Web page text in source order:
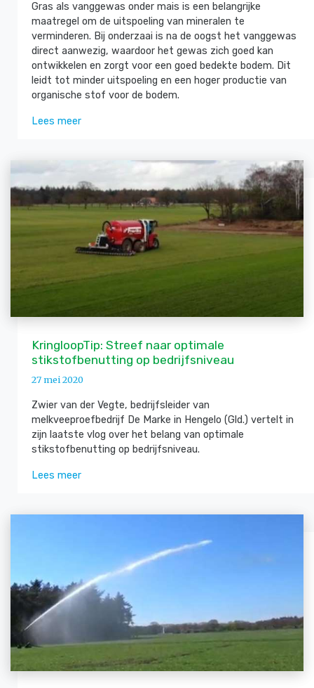
Gras als vanggewas onder mais is een belangrijke
maatregel om de uitspoeling van mineralen te
verminderen. Bij onderzaai is na de oogst het vanggewas
direct aanwezig, waardoor het gewas zich goed kan
ontwikkelen en zorgt voor een goed bedekte bodem. Dit
leidt tot minder uitspoeling en een hoger productie van
organische stof voor de bodem.
Lees meer
KringloopTip: Streef naar optimale
stikstofbenutting op bedrijfsniveau
27 mei 2020
Zwier van der Vegte, bedrijfsleider van
melkveeproefbedrijf De Marke in Hengelo (Gld.) vertelt in
zijn laatste vlog over het belang van optimale
stikstofbenutting op bedrijfsniveau.
Lees meer